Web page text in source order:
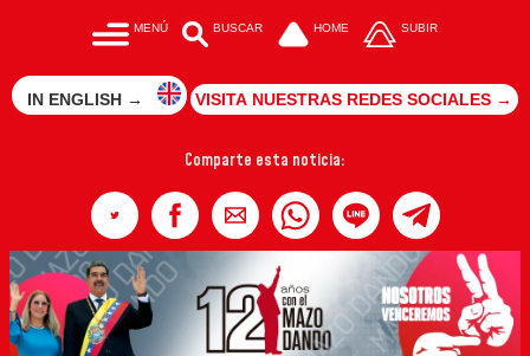
MENÚ BUSCAR HOME SUBIR
IN ENGLISH → VISITA NUESTRAS REDES SOCIALES →
Comparte esta noticia: